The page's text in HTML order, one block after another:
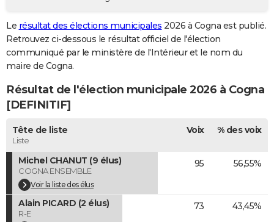
GUIDES D'ACHAT
BONS PLANS
CARTE DE VOEUX
Carte de Noël
Carte Bonne année
Carte Saint-Valentin
Carte Pâques
Carte d'anniversaire
DICTIONNAIRE
Dictionnaire
Biographies
Citations
Expressions
Proverbes
PROGRAMME TV
COPAINS D'AVANT
S'inscrire
Se connecter
Lycées
Collèges
Primaires
Universités
Entreprises
Service militaire
Avis de recherche
AVIS DE DÉCÈS
FORUM
Le résultat des élections municipales 2026 à Cogna est publié.
Retrouvez ci-dessous le résultat officiel de l'élection
communiqué par le ministère de l'Intérieur et le nom du
maire de Cogna.
Résultat de l'élection municipale 2026 à Cogna
[DEFINITIF]
Tête de liste
Liste
Voix % des voix
Michel CHANUT (9 élus)
COGNA ENSEMBLE
Voir la liste des élus
95 56,55%
Alain PICARD (2 élus)
R-E
73 43,45%